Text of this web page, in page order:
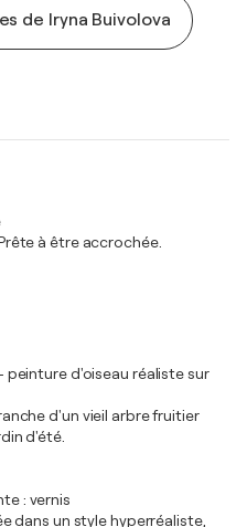
de Iryna Buivolova
à être accrochée.
peinture d'oiseau réaliste sur
d'un vieil arbre fruitier
d'été.
: vernis
dans un style hyperréaliste,